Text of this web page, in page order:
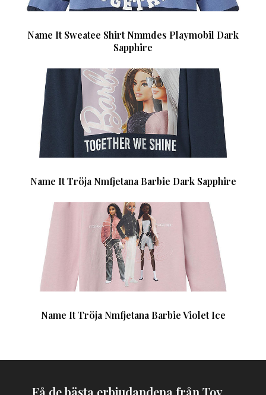
Name It Sweatee Shirt Nmmdes Playmobil Dark
Sapphire
Name It Tröja Nmfjetana Barbie Dark Sapphire
Name It Tröja Nmfjetana Barbie Violet Ice
Få de bästa erbjudandena från Toy